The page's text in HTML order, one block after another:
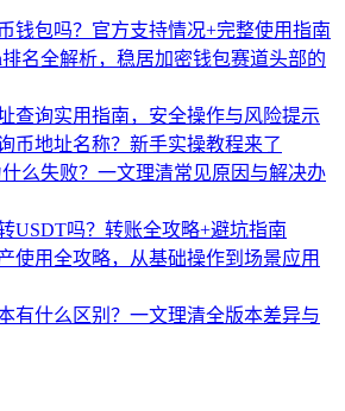
钱包吗？官方支持情况+完整使用指南
排名全解析，稳居加密钱包赛道头部的
查询实用指南，安全操作与风险提示
币地址名称？新手实操教程来了
什么失败？一文理清常见原因与解决办
USDT吗？转账全攻略+避坑指南
使用全攻略，从基础操作到场景应用
有什么区别？一文理清全版本差异与